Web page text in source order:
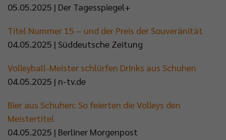
05.05.2025 | Der Tagesspiegel+
Titel Nummer 15 – und der Preis der Souveränität
04.05.2025 | Süddeutsche Zeitung
Volleyball-Meister schlürfen Drinks aus Schuhen
04.05.2025 | n-tv.de
Bier aus Schuhen: So feierten die Volleys den
Meistertitel
04.05.2025 | Berliner Morgenpost